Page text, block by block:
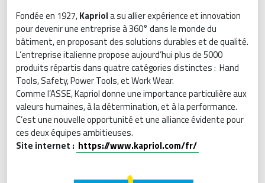
Fondée en 1927,Kapriola su allier expérience et innovation
pour devenir une entreprise à 360° dans le monde du
bâtiment, en proposant des solutions durables et de qualité.
L’entreprise italienne propose aujourd’hui plus de 5000
produits répartis dans quatre catégories distinctes : Hand
Tools, Safety, Power Tools, et Work Wear.
Comme l’ASSE, Kapriol donne une importance particulière aux
valeurs humaines, à la détermination, et à la performance.
C’est une nouvelle opportunité et une alliance évidente pour
ces deux équipes ambitieuses.
Site internet : https://www.kapriol.com/fr/